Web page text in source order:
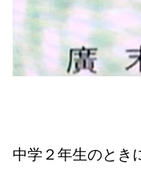
中学２年生のとき